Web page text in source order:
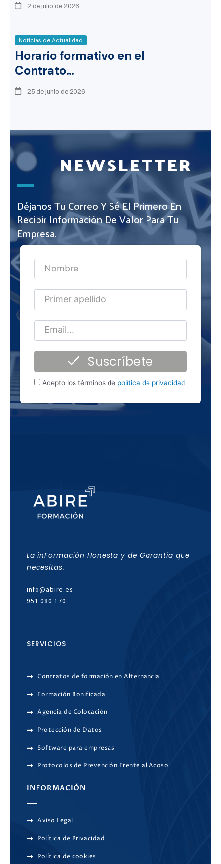
2 de julio de 2026
Noticias de Actualidad
Horario formativo en el
Contrato…
25 de junio de 2026
NEWSLETTER
Déjanos Tu Correo Y Sé El Primero En
Recibir Información De Valor Para Tu
Empresa.
Suscríbete
Acepto los términos de política de privacidad
La inFormación Honesta y de Garantía que
necesitas.
info@abire.es
951 080 170
SERVICIOS
Contratos de formación en Alternancia
Formación Bonificada
Agencia de Colocación
Protección de Datos
Software para empresas
Protocolos de Prevención Frente al Acoso
INFORMACIÓN
Aviso Legal
Política de Privacidad
Política de cookies